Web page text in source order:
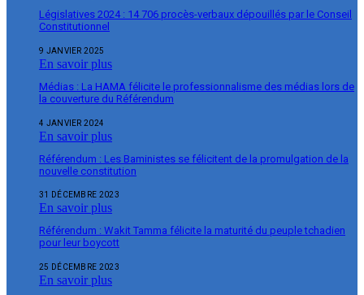
Législatives 2024 : 14 706 procès-verbaux dépouillés par le Conseil
Constitutionnel
9 JANVIER 2025
En savoir plus
Médias : La HAMA félicite le professionnalisme des médias lors de
la couverture du Référendum
4 JANVIER 2024
En savoir plus
Référendum : Les Baministes se félicitent de la promulgation de la
nouvelle constitution
31 DÉCEMBRE 2023
En savoir plus
Référendum : Wakit Tamma félicite la maturité du peuple tchadien
pour leur boycott
25 DÉCEMBRE 2023
En savoir plus